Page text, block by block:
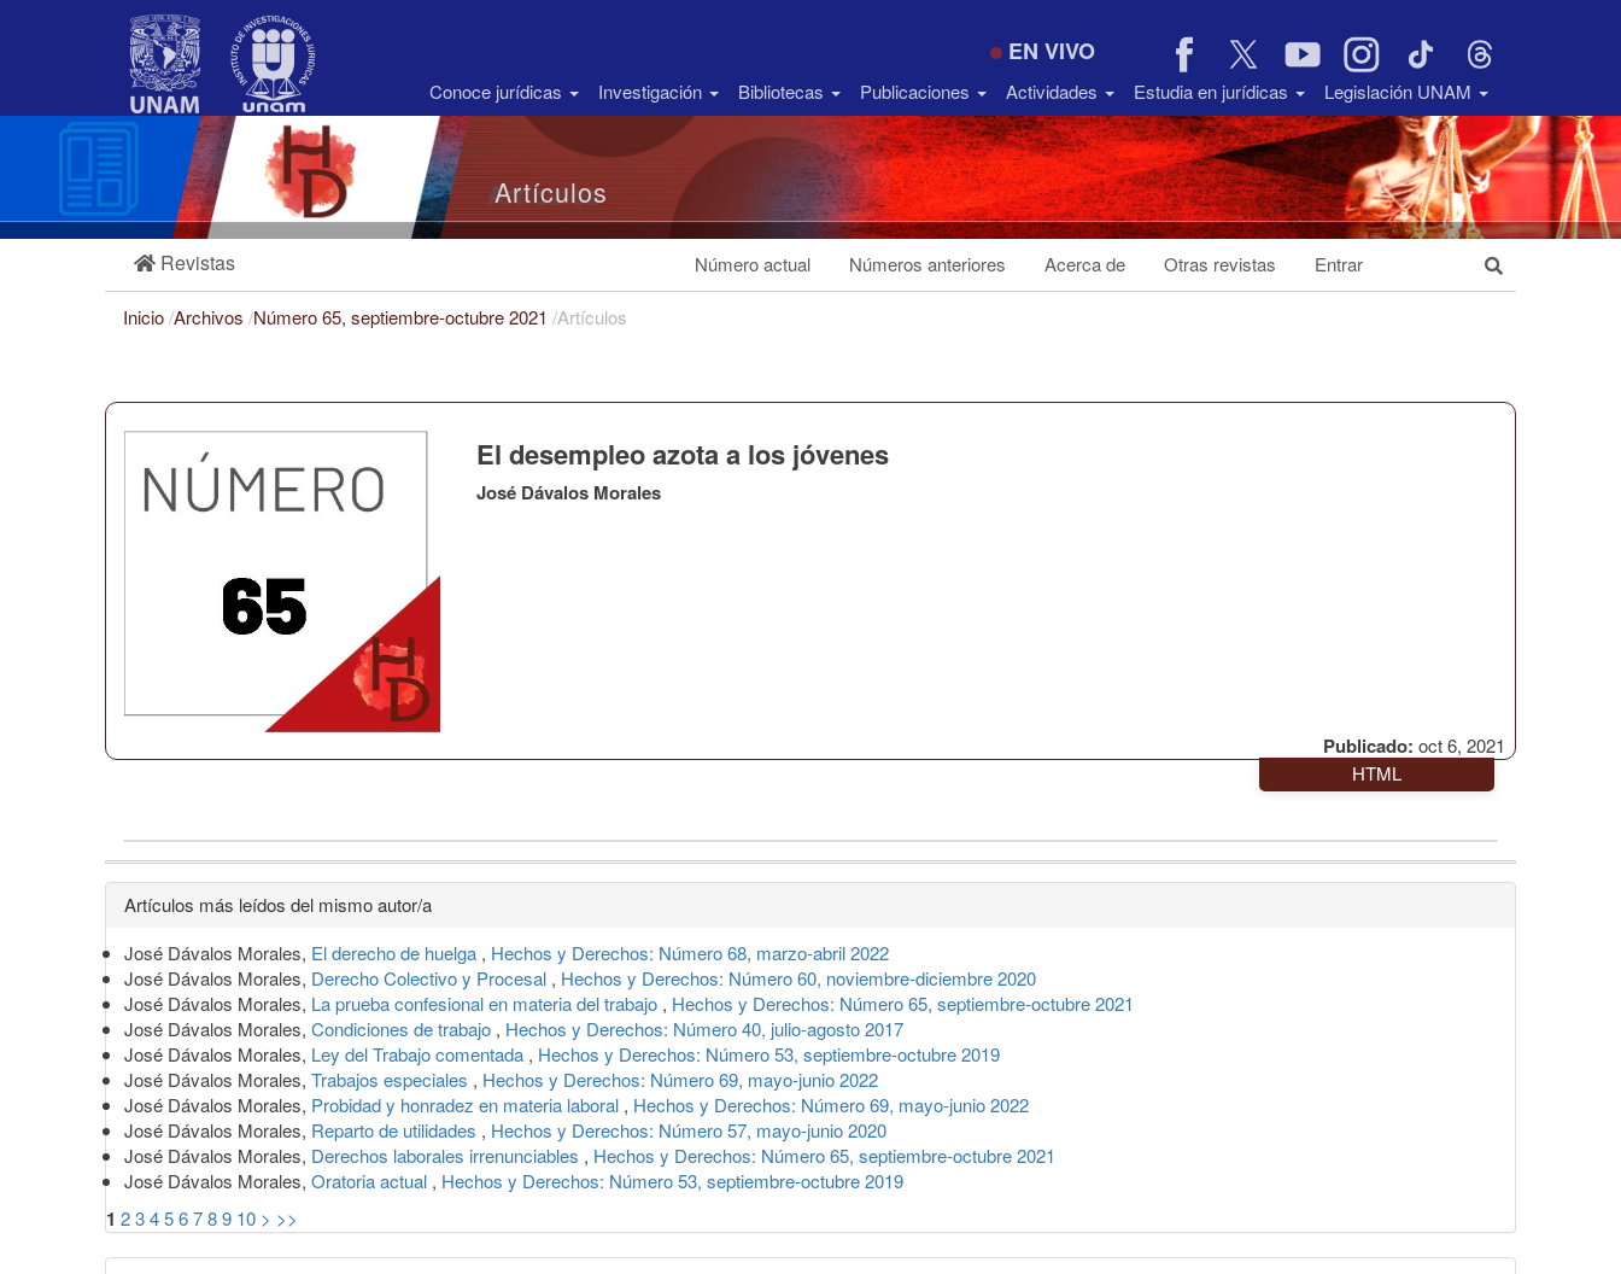
Barra
EN VIVO
Conoce jurídicas Investigación Bibliotecas Publicaciones Actividades Estudia en jurídicas Legislación UNAM
Artículos
Revistas Número actual Números anteriores Acerca de Otras revistas Entrar
Inicio/Archivos /Número 65, septiembre-octubre 2021 /Artículos
Publicado: oct 6, 2021
El desempleo azota a los jóvenes
José Dávalos Morales
HTML
Detalles
del
artículo
Artículos más leídos del mismo autor/a
José Dávalos Morales, El derecho de huelga , Hechos y Derechos: Número 68, marzo-abril 2022
José Dávalos Morales, Derecho Colectivo y Procesal , Hechos y Derechos: Número 60, noviembre-diciembre 2020
José Dávalos Morales, La prueba confesional en materia del trabajo , Hechos y Derechos: Número 65, septiembre-octubre 2021
José Dávalos Morales, Condiciones de trabajo , Hechos y Derechos: Número 40, julio-agosto 2017
José Dávalos Morales, Ley del Trabajo comentada , Hechos y Derechos: Número 53, septiembre-octubre 2019
José Dávalos Morales, Trabajos especiales , Hechos y Derechos: Número 69, mayo-junio 2022
José Dávalos Morales, Probidad y honradez en materia laboral , Hechos y Derechos: Número 69, mayo-junio 2022
José Dávalos Morales, Reparto de utilidades , Hechos y Derechos: Número 57, mayo-junio 2020
José Dávalos Morales, Derechos laborales irrenunciables , Hechos y Derechos: Número 65, septiembre-octubre 2021
José Dávalos Morales, Oratoria actual , Hechos y Derechos: Número 53, septiembre-octubre 2019
1 23456789 10 > >>